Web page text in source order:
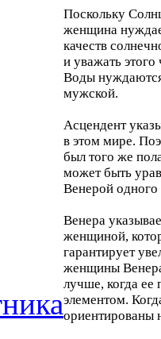
Поскольку
женщина
качеств
и уважать
Воды
мужской.
Асцендент
в этом мире.
был того же
может быть
Венерой одного
Венера
женщиной,
гарантирует
женщины
лучше, когда ее
элементом.
ориентированы